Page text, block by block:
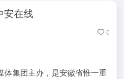
安在线
0
体集团主办，是安徽省惟一重